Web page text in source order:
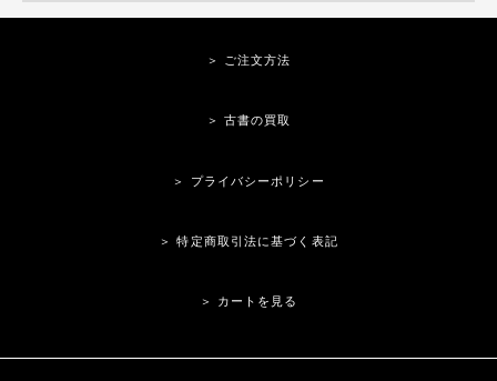
＞ ご注文方法
＞ 古書の買取
＞ プライバシーポリシー
＞ 特定商取引法に基づく表記
＞ カートを見る